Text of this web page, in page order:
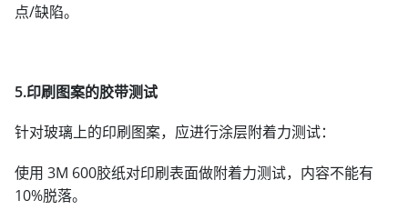
点/缺陷。
5.印刷图案的胶带测试
针对玻璃上的印刷图案，应进行涂层附着力测试：
使用 3M 600胶纸对印刷表面做附着力测试，内容不能有
10%脱落。